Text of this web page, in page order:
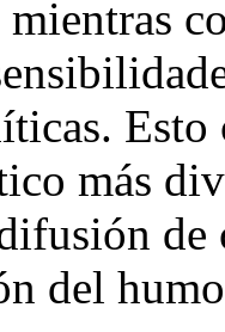
más
de
del